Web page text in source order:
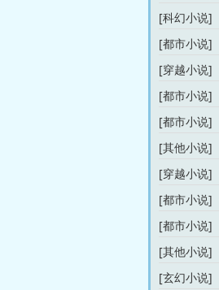
[科幻小说]
[都市小说]
[穿越小说]
[都市小说]
[都市小说]
[其他小说]
[穿越小说]
[都市小说]
[都市小说]
[其他小说]
[玄幻小说]